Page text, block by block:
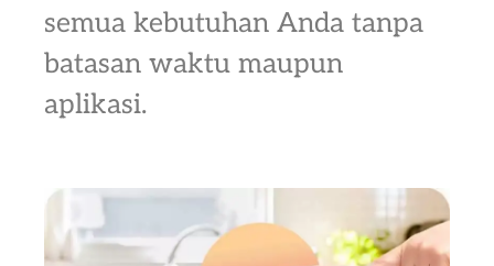
semua kebutuhan Anda tanpa
batasan waktu maupun
aplikasi.